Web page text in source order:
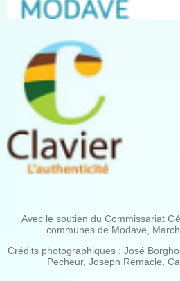
Avec le soutien du Commissariat
communes de Modave,
Crédits photographiques : José
Pecheur, Joseph Remacle,